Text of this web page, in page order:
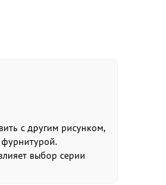
с другим рисунком,
выбор серии